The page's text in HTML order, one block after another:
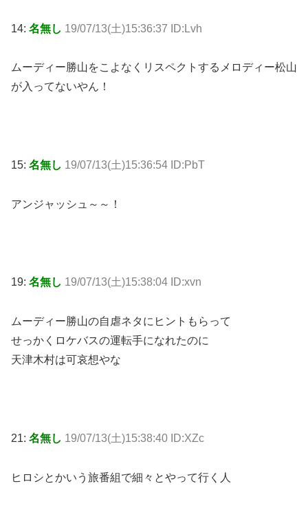
14: 名無し 19/07/13(土)15:36:37 ID:Lvh
ムーディー勝山をこよなくリスペクトするメロディー松山
が入ってないやん！
15: 名無し 19/07/13(土)15:36:54 ID:PbT
アンジャッシュ～～！
19: 名無し 19/07/13(土)15:38:04 ID:xvn
ムーディー勝山の自虐ネタにヒントもらって
せっかくロケバスの運転手になれたのに
天津木村は可哀想やな
21: 名無し 19/07/13(土)15:38:40 ID:XZc
ヒロシとかいう旅番組で細々とやって行く人